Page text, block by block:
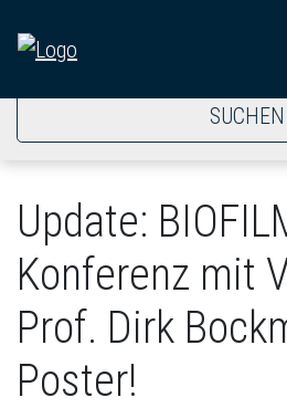
SUCHEN
Update:
Konferenz mit
Prof. Dirk
Poster!